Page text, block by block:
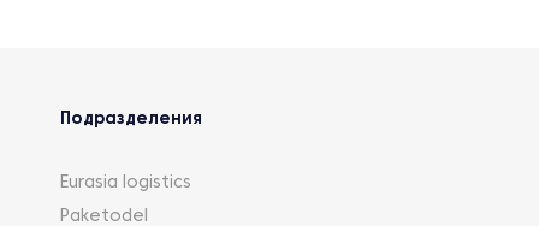
Подразделения
Eurasia logistics
Paketodel